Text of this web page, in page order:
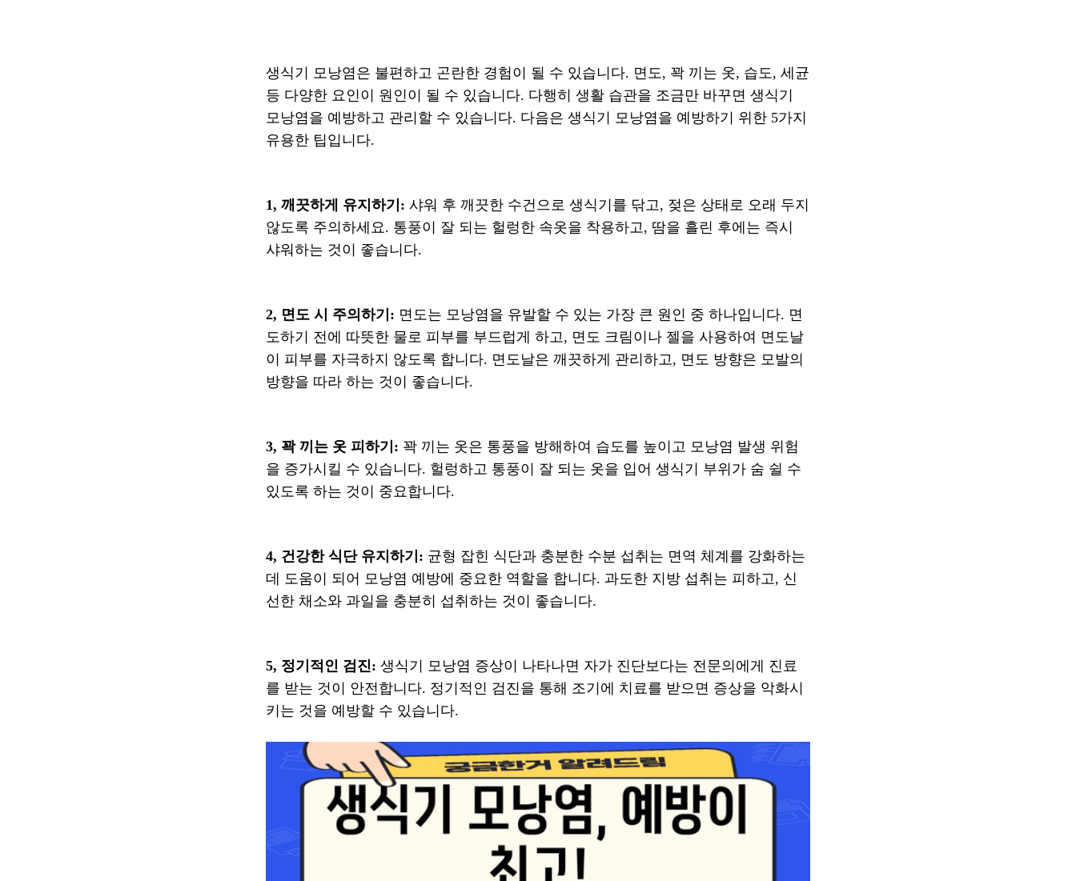
생식기 모낭염은 불편하고 곤란한 경험이 될 수 있습니다. 면도, 꽉 끼는 옷, 습도, 세균
등 다양한 요인이 원인이 될 수 있습니다. 다행히 생활 습관을 조금만 바꾸면 생식기
모낭염을 예방하고 관리할 수 있습니다. 다음은 생식기 모낭염을 예방하기 위한 5가지
유용한 팁입니다.
1, 깨끗하게 유지하기: 샤워 후 깨끗한 수건으로 생식기를 닦고, 젖은 상태로 오래 두지
않도록 주의하세요. 통풍이 잘 되는 헐렁한 속옷을 착용하고, 땀을 흘린 후에는 즉시
샤워하는 것이 좋습니다.
2, 면도 시 주의하기: 면도는 모낭염을 유발할 수 있는 가장 큰 원인 중 하나입니다. 면
도하기 전에 따뜻한 물로 피부를 부드럽게 하고, 면도 크림이나 젤을 사용하여 면도날
이 피부를 자극하지 않도록 합니다. 면도날은 깨끗하게 관리하고, 면도 방향은 모발의
방향을 따라 하는 것이 좋습니다.
3, 꽉 끼는 옷 피하기: 꽉 끼는 옷은 통풍을 방해하여 습도를 높이고 모낭염 발생 위험
을 증가시킬 수 있습니다. 헐렁하고 통풍이 잘 되는 옷을 입어 생식기 부위가 숨 쉴 수
있도록 하는 것이 중요합니다.
4, 건강한 식단 유지하기: 균형 잡힌 식단과 충분한 수분 섭취는 면역 체계를 강화하는
데 도움이 되어 모낭염 예방에 중요한 역할을 합니다. 과도한 지방 섭취는 피하고, 신
선한 채소와 과일을 충분히 섭취하는 것이 좋습니다.
5, 정기적인 검진: 생식기 모낭염 증상이 나타나면 자가 진단보다는 전문의에게 진료
를 받는 것이 안전합니다. 정기적인 검진을 통해 조기에 치료를 받으면 증상을 악화시
키는 것을 예방할 수 있습니다.